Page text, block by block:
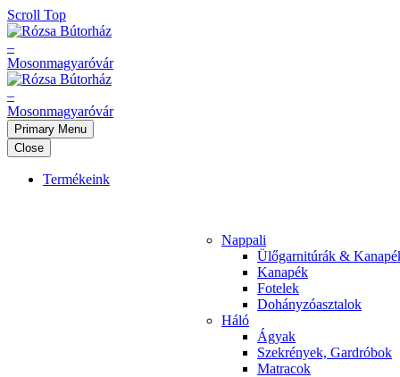
Scroll Top
Primary Menu
Close
Termékeink
Nappali
Ülőgarnitúrák &
Kanapék
Fotelek
Dohányzóasztalok
Háló
Ágyak
Szekrények, Gardróbok
Matracok